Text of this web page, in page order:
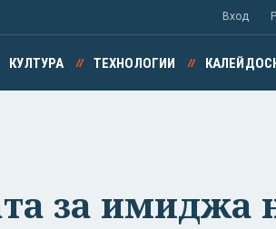
Вход
КУЛТУРА ТЕХНОЛОГИИ
за имиджа